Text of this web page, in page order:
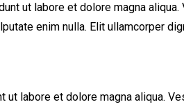
ut labore et dolore magna
enim nulla. Elit ullamcorper
labore et dolore magna aliqua.